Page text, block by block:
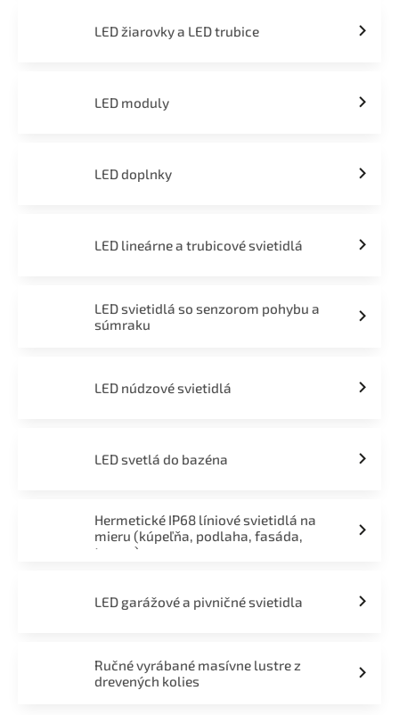
LED žiarovky a LED trubice
LED moduly
LED doplnky
LED lineárne a trubicové svietidlá
LED svietidlá so senzorom pohybu a
súmraku
LED núdzové svietidlá
LED svetlá do bazéna
Hermetické IP68 líniové svietidlá na
mieru (kúpeľňa, podlaha, fasáda,
terasa)
LED garážové a pivničné svietidla
Ručné vyrábané masívne lustre z
drevených kolies